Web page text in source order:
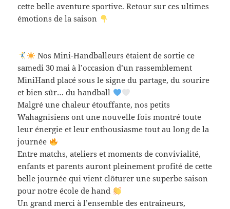
cette belle aventure sportive. Retour sur ces ultimes
émotions de la saison
Nos Mini-Handballeurs étaient de sortie ce
samedi 30 mai à l’occasion d’un rassemblement
MiniHand placé sous le signe du partage, du sourire
et bien sûr… du handball
Malgré une chaleur étouffante, nos petits
Wahagnisiens ont une nouvelle fois montré toute
leur énergie et leur enthousiasme tout au long de la
journée
Entre matchs, ateliers et moments de convivialité,
enfants et parents auront pleinement profité de cette
belle journée qui vient clôturer une superbe saison
pour notre école de hand
Un grand merci à l’ensemble des entraîneurs,